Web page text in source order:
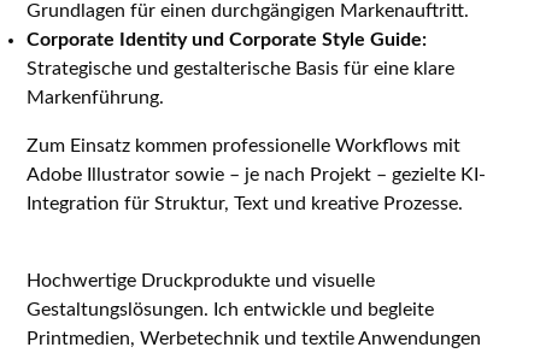
Grundlagen für einen durchgängigen Markenauftritt.
Corporate Identity und Corporate Style Guide:
Strategische und gestalterische Basis für eine klare
Markenführung.
Zum Einsatz kommen professionelle Workflows mit
Adobe Illustrator sowie – je nach Projekt – gezielte KI-
Integration für Struktur, Text und kreative Prozesse.
Hochwertige Druckprodukte und visuelle
Gestaltungslösungen. Ich entwickle und begleite
Printmedien, Werbetechnik und textile Anwendungen